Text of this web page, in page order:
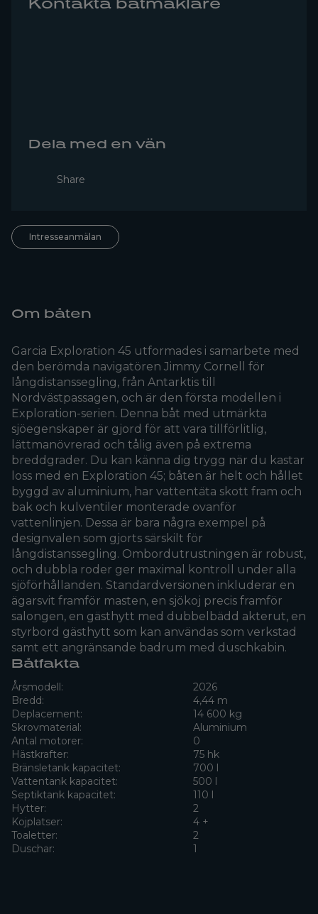
Dela med en vän
Share
Intresseanmälan
Om båten
Garcia Exploration 45 utformades i samarbete med
den berömda navigatören Jimmy Cornell för
långdistanssegling, från Antarktis till
Nordvästpassagen, och är den första modellen i
Exploration-serien. Denna båt med utmärkta
sjöegenskaper är gjord för att vara tillförlitlig,
lättmanövrerad och tålig även på extrema
breddgrader. Du kan känna dig trygg när du kastar
loss med en Exploration 45; båten är helt och hållet
byggd av aluminium, har vattentäta skott fram och
bak och kulventiler monterade ovanför
vattenlinjen. Dessa är bara några exempel på
designvalen som gjorts särskilt för
långdistanssegling. Ombordutrustningen är robust,
och dubbla roder ger maximal kontroll under alla
sjöförhållanden. Standardversionen inkluderar en
ägarsvit framför masten, en sjökoj precis framför
salongen, en gästhytt med dubbelbädd akterut, en
styrbord gästhytt som kan användas som verkstad
samt ett angränsande badrum med duschkabin.
Båtfakta
Årsmodell:
2026
Bredd:
4,44 m
Deplacement:
14 600 kg
Skrovmaterial:
Aluminium
Antal motorer:
0
Hästkrafter:
75 hk
Bränsletank kapacitet:
700 l
Vattentank kapacitet:
500 l
Septiktank kapacitet:
110 l
Hytter:
2
Kojplatser:
4 +
Toaletter:
2
Duschar:
1